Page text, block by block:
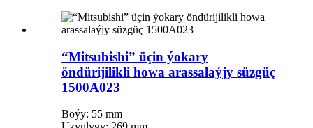
“Mitsubishi” üçin ýokary
öndürijilikli howa arassalaýjy süzgüç
1500A023
Boýy: 55 mm